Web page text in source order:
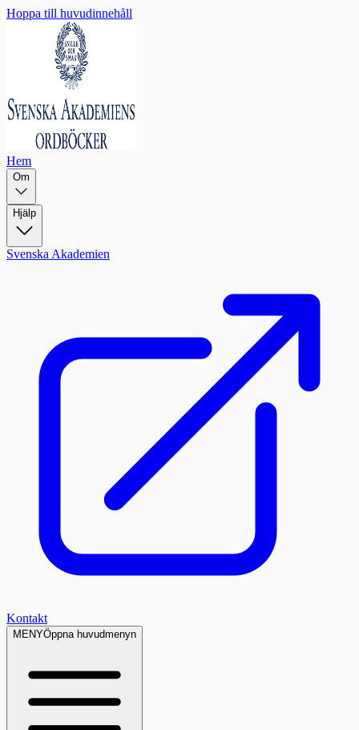
Hoppa till huvudinnehåll
Hem
Om
Hjälp
Svenska Akademien
Kontakt
MENYÖppna huvudmenyn